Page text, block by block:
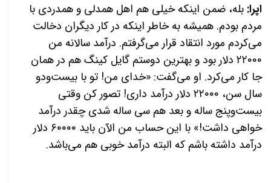
اپرا: بله، ضمن اینکه خیلی هم اهل همدلی و همدردی با
مردم بودم. همیشه به خاطر اینکه در کار دیگران دخالت
می‌کردم مورد انتقاد قرار می‌گرفتم. درآمد سالانه من
۲۲۰۰۰ دلار بود و بهترین دوستم گایل کینگ هم در همان
جا کار می‌کرد. او می‌گفت: «خدای من! تو با بیست‌ودو
سال سن، ۲۲۰۰۰ دلار درآمد داری! تصور کن وقتی
بیست‌وپنج ساله و بعد هم سی ساله شدی چقدر درآمد
خواهی داشت!» با این حساب من الآن باید ۶۰۰۰۰ دلار
درآمد داشته باشم که البته درآمد خوبی هم می‌باشد.